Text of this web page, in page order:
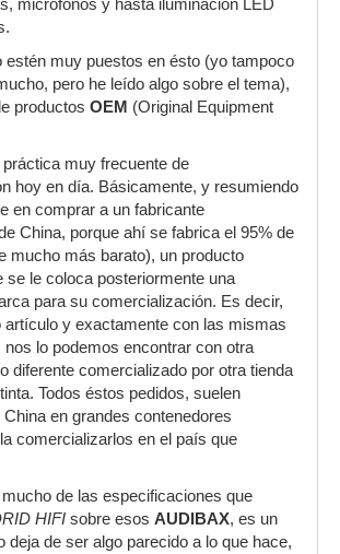
micrófonos y hasta iluminación LED
estén muy puestos en ésto (yo tampoco
pero he leído algo sobre el tema),
productos OEM (Original Equipment
práctica muy frecuente de
hoy en día. Básicamente, y resumiendo
en comprar a un fabricante
China, porque ahí se fabrica el 95% de
mucho más barato), un producto
se le coloca posteriormente una
para su comercialización. Es decir,
artículo y exactamente con las mismas
lo podemos encontrar con otra
diferente comercializado por otra tienda
Todos éstos pedidos, suelen
en grandes contenedores
comercializarlos en el país que
de las especificaciones que
HIFI sobre esos AUDIBAX, es un
deja de ser algo parecido a lo que hace,